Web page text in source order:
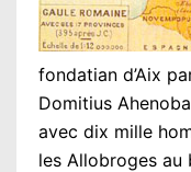
fondatian d’Aix
Domitius
avec dix mille
les Allobroges au